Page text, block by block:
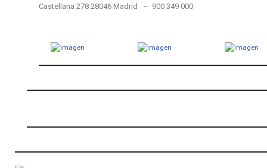
Castellana 278 28046 Madrid – 900 349 000